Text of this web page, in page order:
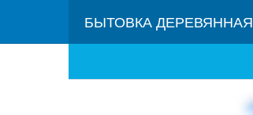
БЫТОВКА ДЕРЕВЯННАЯ